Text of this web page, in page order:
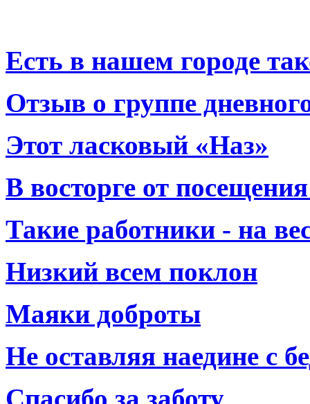
Есть в нашем городе
Отзыв о группе
Этот ласковый «Наз»
В восторге от
Такие работники - на
Низкий всем поклон
Маяки доброты
Не оставляя наедине с